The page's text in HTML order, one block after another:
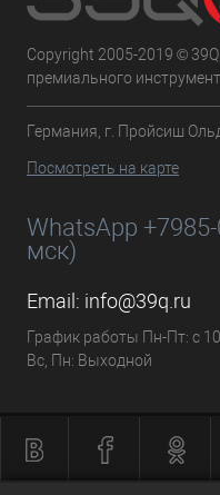
Copyright 2005-2019 ©
премиального
Германия, г. Пройсиш
Посмотреть на карте
WhatsApp
мск)
Email: info@39q.ru
График работы Пн-Пт: с
Вс, Пн: Выходной